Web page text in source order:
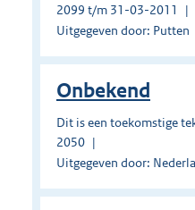
2099 t/m 31-03-2011
Uitgegeven door: Putten
Onbekend
Dit is een toekomstige
2050
Uitgegeven door: